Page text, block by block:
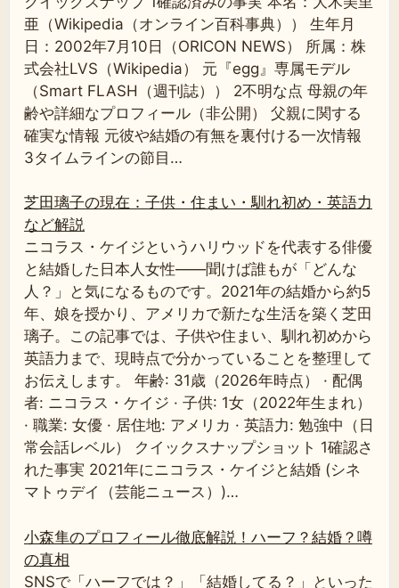
亜（Wikipedia（オンライン百科事典）） 生年月
日：2002年7月10日（ORICON NEWS） 所属：株
式会社LVS（Wikipedia） 元『egg』専属モデル
（Smart FLASH（週刊誌）） 2不明な点 母親の年
齢や詳細なプロフィール（非公開） 父親に関する
確実な情報 元彼や結婚の有無を裏付ける一次情報
3タイムラインの節目…
芝田璃子の現在：子供・住まい・馴れ初め・英語力
など解説
ニコラス・ケイジというハリウッドを代表する俳優
と結婚した日本人女性——聞けば誰もが「どんな
人？」と気になるものです。2021年の結婚から約5
年、娘を授かり、アメリカで新たな生活を築く芝田
璃子。この記事では、子供や住まい、馴れ初めから
英語力まで、現時点で分かっていることを整理して
お伝えします。 年齢: 31歳（2026年時点） · 配偶
者: ニコラス・ケイジ · 子供: 1女（2022年生まれ）
· 職業: 女優 · 居住地: アメリカ · 英語力: 勉強中（日
常会話レベル） クイックスナップショット 1確認さ
れた事実 2021年にニコラス・ケイジと結婚 (シネ
マトゥデイ（芸能ニュース）)…
小森隼のプロフィール徹底解説！ハーフ？結婚？噂
の真相
SNSで「ハーフでは？」「結婚してる？」といった